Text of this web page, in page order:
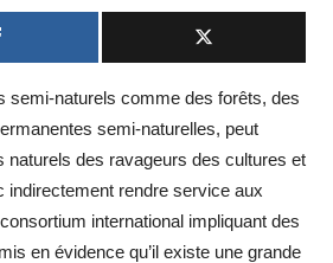
semi-naturels comme des forêts, des
semi-naturelles, peut
naturels des ravageurs des cultures et
indirectement rendre service aux
international impliquant des
en évidence qu’il existe une grande